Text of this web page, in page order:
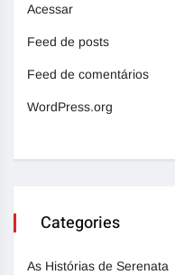
Acessar
Feed de posts
Feed de comentários
WordPress.org
Categories
As Histórias de Serenata